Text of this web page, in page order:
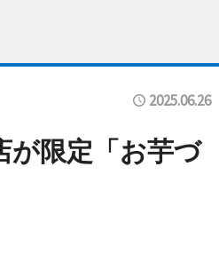
2025.06.26
が限定「お芋づ